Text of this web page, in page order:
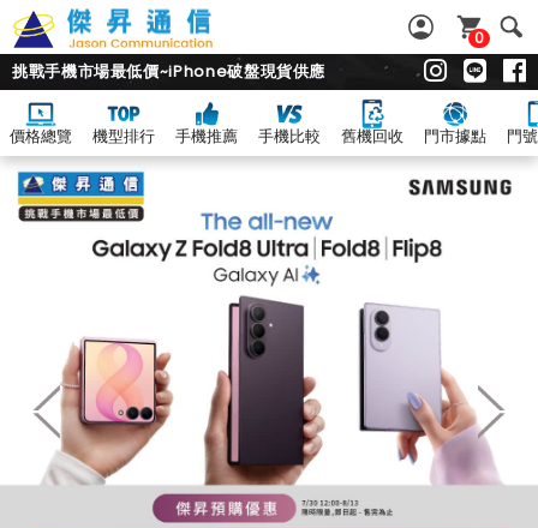
0
挑戰手機市場最低價~iPhone破盤現貨供應
價格總覽 機型排行 手機推薦 手機比較 舊機回收 門市據點 門